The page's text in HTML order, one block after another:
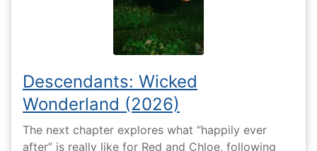
Descendants: Wicked
Wonderland (2026)
The next chapter explores what “happily ever
after” is really like for Red and Chloe, following